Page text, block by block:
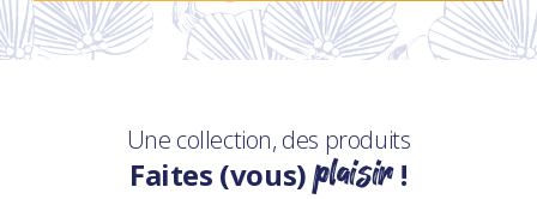
Une collection, des produits
Faites (vous)plaisir!